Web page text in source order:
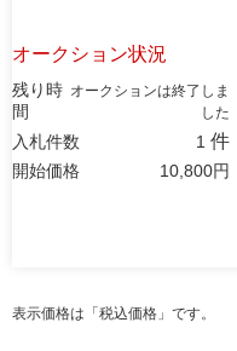
オークション状況
残り時
間
オークションは終了しま
した
入札件数 1 件
開始価格 10,800円
表示価格は「税込価格」です。